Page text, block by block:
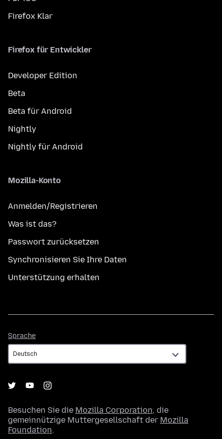
Firefox Klar
Firefox für Entwickler
Developer Edition
Beta
Beta für Android
Nightly
Nightly für Android
Mozilla-Konto
Anmelden/Registrieren
Was ist das?
Passwort zurücksetzen
Synchronisieren Sie Ihre Daten
Unterstützung erhalten
Sprache
Besuchen Sie die Mozilla Corporation, die
gemeinnützige Muttergesellschaft der Mozilla
Foundation.